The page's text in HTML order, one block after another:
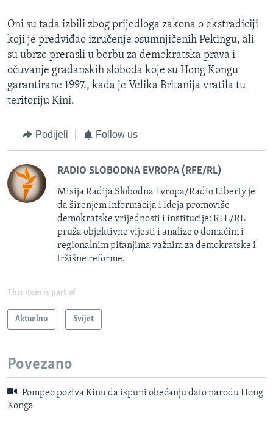
Oni su tada izbili zbog prijedloga zakona o ekstradiciji
koji je predviđao izručenje osumnjičenih Pekingu, ali
su ubrzo prerasli u borbu za demokratska prava i
očuvanje građanskih sloboda koje su Hong Kongu
garantirane 1997., kada je Velika Britanija vratila tu
teritoriju Kini.
Podijeli Follow us
RADIO SLOBODNA EVROPA (RFE/RL)
Misija Radija Slobodna Evropa/Radio Liberty je
da širenjem informacija i ideja promoviše
demokratske vrijednosti i institucije: RFE/RL
pruža objektivne vijesti i analize o domaćim i
regionalnim pitanjima važnim za demokratske i
tržišne reforme.
This item is part of
Aktuelno Svijet
Povezano
Pompeo poziva Kinu da ispuni obećanju dato narodu Hong
Konga